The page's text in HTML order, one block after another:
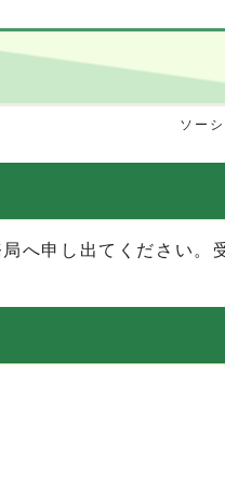
ソー
申し出てください。